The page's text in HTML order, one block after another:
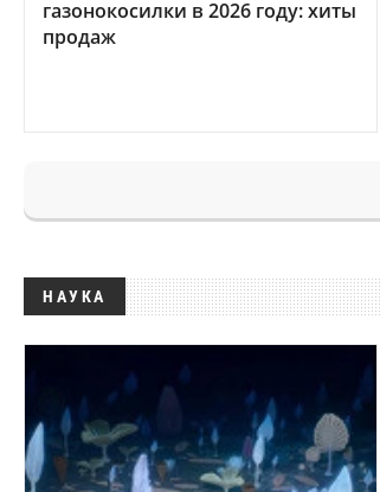
газонокосилки в 2026 году: хиты
продаж
НАУКА